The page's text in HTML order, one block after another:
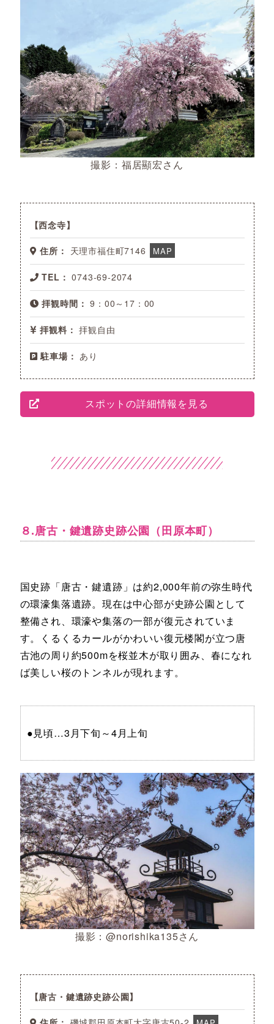
撮影：福居顯宏さん
西念寺
住所： 天理市福住町7146 MAP
TEL： 0743-69-2074
拝観時間： 9：00～17：00
拝観料： 拝観自由
駐車場： あり
スポットの詳細情報を見る
８.唐古・鍵遺跡史跡公園（田原本町）
国史跡「唐古・鍵遺跡」は約2,000年前の弥生時代
の環濠集落遺跡。現在は中心部が史跡公園として
整備され、環濠や集落の一部が復元されていま
す。くるくるカールがかわいい復元楼閣が立つ唐
古池の周り約500mを桜並木が取り囲み、春になれ
ば美しい桜のトンネルが現れます。
●見頃…3月下旬～4月上旬
撮影：@norishika135さん
唐古・鍵遺跡史跡公園